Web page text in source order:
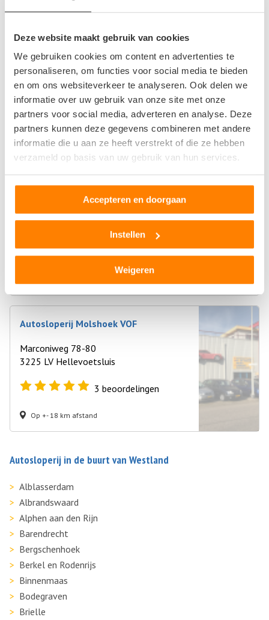
Deze website maakt gebruik van cookies
We gebruiken cookies om content en advertenties te
personaliseren, om functies voor social media te bieden
en om ons websiteverkeer te analyseren. Ook delen we
informatie over uw gebruik van onze site met onze
partners voor social media, adverteren en analyse. Deze
partners kunnen deze gegevens combineren met andere
informatie die u aan ze heeft verstrekt of die ze hebben
verzameld op basis van uw gebruik van hun services.
Accepteren en doorgaan
Instellen
Weigeren
Auto Recycling Spijkenisse Spijkcity BV
Lorentzweg 1
3208LJ Spijkenisse
10beoordelingen
Op +- 17 km afstand
C.R.M. Trucks & Trailers
Berkelseweg 15
0beoordelingen
Autosloperij Molshoek VOF
Marconiweg 78-80
3225 LV Hellevoetsluis
3 beoordelingen
Op +- 18 km afstand
Autosloperij in de buurt van Westland
Alblasserdam
Albrandswaard
Alphen aan den Rijn
Barendrecht
Bergschenhoek
Berkel en Rodenrijs
Binnenmaas
Bodegraven
Brielle